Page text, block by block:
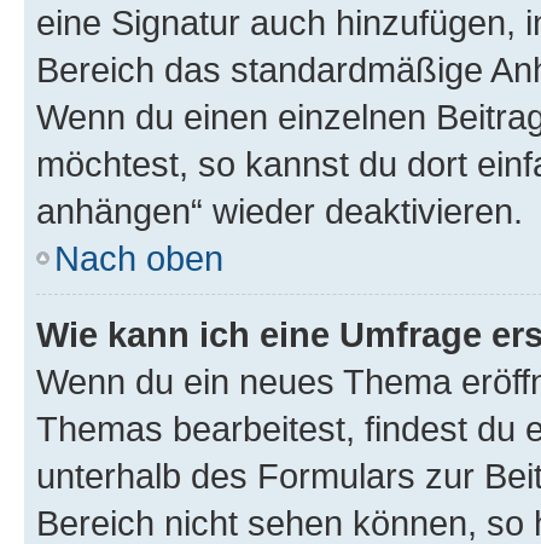
eine Signatur auch hinzufügen,
Bereich das standardmäßige
Wenn du einen einzelnen
möchtest, so kannst du dort
anhängen“ wieder deaktivieren.
Nach oben
Wie kann ich eine Umfrage
Wenn du ein neues Thema
Themas bearbeitest, findest du
unterhalb des Formulars zur
Bereich nicht sehen können,